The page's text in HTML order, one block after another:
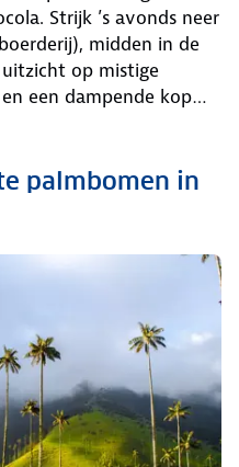
Strijk ’s avonds neer
midden in de
op mistige
een dampende kop…
palmbomen in